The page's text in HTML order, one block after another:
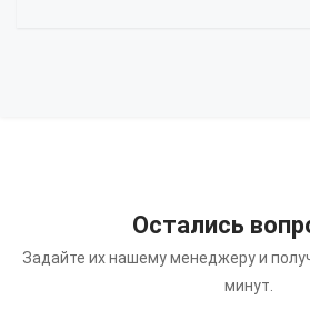
Остались
Задайте их нашему менеджеру и
минут.